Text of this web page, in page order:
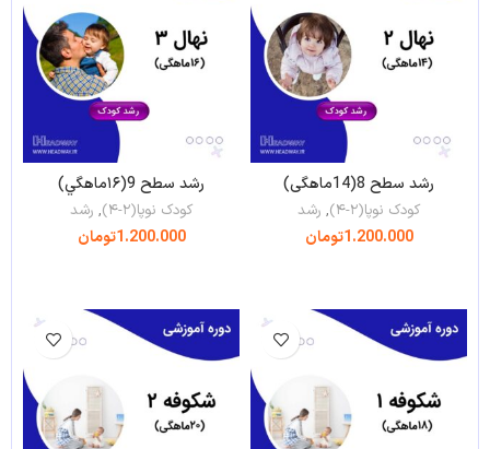
رشد سطح 8(14ماهگی)
کودک نوپا(۲-۴) , رشد
1.200.000تومان
رشد سطح 9(۱۶ماهگي)
کودک نوپا(۲-۴) , رشد
1.200.000تومان